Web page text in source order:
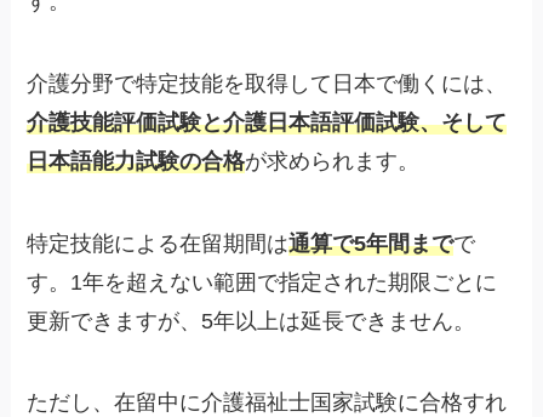
介護分野で特定技能を取得して日本で働くには、
介護技能評価試験と介護日本語評価試験、そして
日本語能力試験の合格が求められます。
特定技能による在留期間は通算で5年間までで
す。1年を超えない範囲で指定された期限ごとに
更新できますが、5年以上は延長できません。
ただし、在留中に介護福祉士国家試験に合格すれ